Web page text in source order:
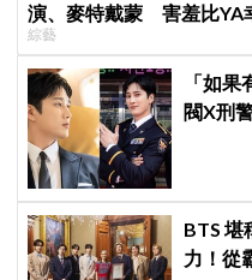
演、麥特戴蒙 害羞比YA
綜藝
「如
閥X刑
BTS 堪
力！從